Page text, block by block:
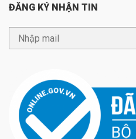
ĐĂNG KÝ NHẬN TIN